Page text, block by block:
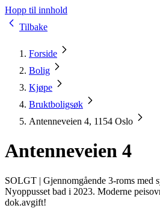
Hopp til innhold
Tilbake
Forside
Bolig
Kjøpe
Bruktboligsøk
Antenneveien 4, 1154 Oslo
Antenneveien 4
SOLGT | Gjennomgående 3-roms med
Nyoppusset bad i 2023. Moderne
dok.avgift!